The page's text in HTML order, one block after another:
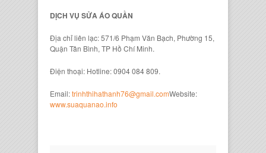
DỊCH VỤ SỬA ÁO QUẦN
Địa chỉ liên lạc: 571/6 Phạm Văn Bạch, Phường 15,
Quận Tân Bình, TP Hồ Chí Minh.
Điện thoại: Hotline: 0904 084 809.
Email:trinhthihathanh76@gmail.comWebsite:
www.suaquanao.info